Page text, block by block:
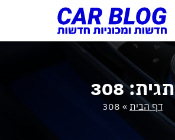
תגית: 308
דף הבית »
308